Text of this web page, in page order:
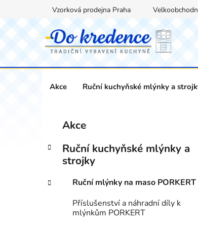
obsah
Vzorková prodejna Praha
Akce Ruční kuchyňské mlýnky a
s
a
Přeskočit
kategorie
e
r
Akce
Ruční kuchyňské mlýnky a
strojky
Ruční mlýnky na maso PORKERT
Příslušenství a náhradní díly k
mlýnkům PORKERT